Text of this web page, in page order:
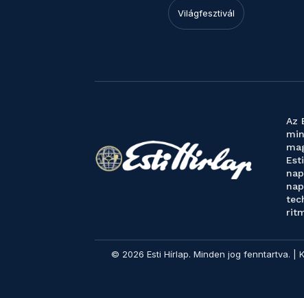
Világfesztivál
Az
© 2026 Esti Hírlap. Minden jog fenntartva. |